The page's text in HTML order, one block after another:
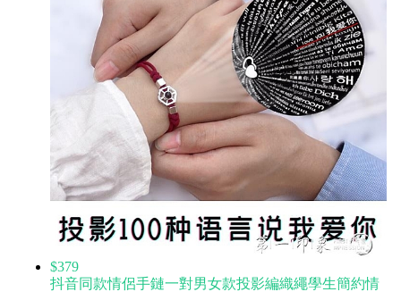
$379
抖音同款情侶手鏈一對男女款投影編織繩學生簡約情